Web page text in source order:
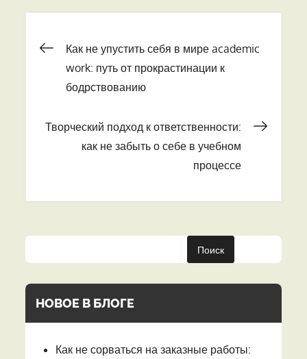
Навигация
по
записям
Как не упустить себя в мире academic
work: путь от прокрастинации к
бодрствованию
Творческий подход к ответственности:
как не забыть о себе в учебном
процессе
Поиск
НОВОЕ В БЛОГЕ
Как не сорваться на заказные работы: